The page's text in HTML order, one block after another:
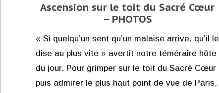
Ascension sur le toit du Sacré Cœur
– PHOTOS
« Si quelqu’un sent qu’un malaise arrive, qu’il le
dise au plus vite » avertit notre téméraire hôte
du jour. Pour grimper sur le toit du Sacré Cœur
puis admirer le plus haut point de vue de Paris,